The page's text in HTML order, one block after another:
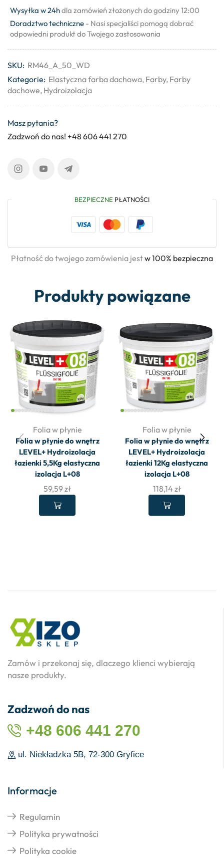
Wysyłka w 24hdla zamówień złożonych do godziny 12:00
Doradztwo techniczne - Nasi specjaliści pomogą dobrać
odpowiedni produkt do Twojego zastosowania
SKU: RM46_A_50_WD
Kategorie: Elastyczna farba dachowa, Farby, Farby
dachowe, Hydroizolacja
Masz pytania?
Zadzwoń do nas! +48 606 441 270
BEZPIECZNE PŁATNOŚCI
Płatność do twojego zamówienia jestw 100% bezpieczna
Produkty powiązane
Folia w płynie
Folia w płynie do wnętrz
LEVEL+ Hydroizolacja
łazienki 5,5Kg elastyczna
izolacja L+08
59,59zł
Folia w płynie
Folia w płynie do wnętrz
LEVEL+ Hydroizolacja
łazienki 12Kg elastyczna
izolacja L+08
118,14 zł
Zamów i przekonaj się, dlaczego klienci wybierają
nasze produkty.
Zadzwoń do nas
+48 606 441 270
ul. Niekładzka 5B, 72-300 Gryfice
Informacje
Regulamin
Polityka prywatności
Polityka cookie